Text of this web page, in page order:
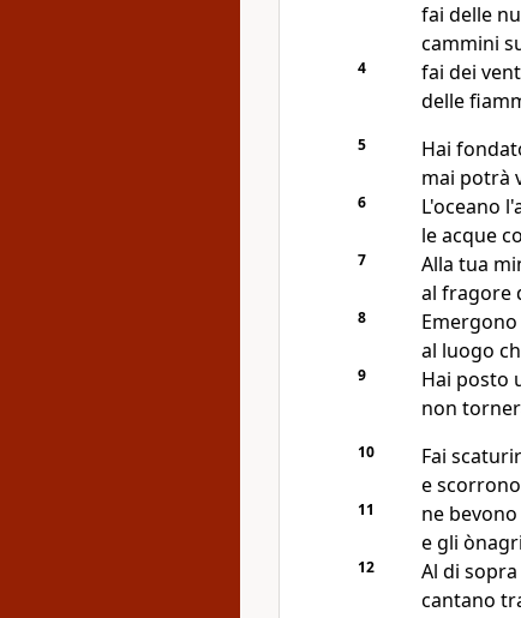
fai delle
cammini
4
fai dei
delle
5
Hai
mai potrà
6
L'oceano
le acque
7
Alla tua
al fragore
8
al luogo
9
Hai posto
non
10
Fai
e
11
ne
e gli
12
Al di
cantano